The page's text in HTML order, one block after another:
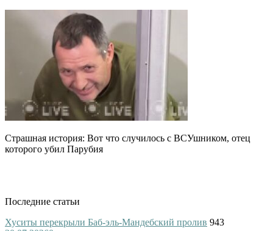
Страшная история: Вот что случилось с ВСУшником, отец
которого убил Парубия
Последние статьи
Хуситы перекрыли Баб-эль-Мандебский пролив 943